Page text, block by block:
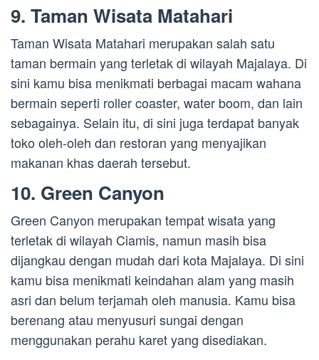
9. Taman Wisata Matahari
Taman Wisata Matahari merupakan salah satu
taman bermain yang terletak di wilayah Majalaya. Di
sini kamu bisa menikmati berbagai macam wahana
bermain seperti roller coaster, water boom, dan lain
sebagainya. Selain itu, di sini juga terdapat banyak
toko oleh-oleh dan restoran yang menyajikan
makanan khas daerah tersebut.
10. Green Canyon
Green Canyon merupakan tempat wisata yang
terletak di wilayah Ciamis, namun masih bisa
dijangkau dengan mudah dari kota Majalaya. Di sini
kamu bisa menikmati keindahan alam yang masih
asri dan belum terjamah oleh manusia. Kamu bisa
berenang atau menyusuri sungai dengan
menggunakan perahu karet yang disediakan.